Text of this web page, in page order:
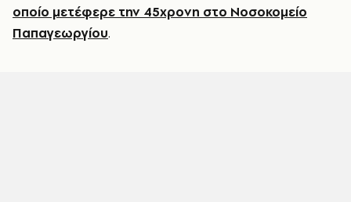
οποίο μετέφερε την 45χρονη στο Νοσοκομείο
Παπαγεωργίου.